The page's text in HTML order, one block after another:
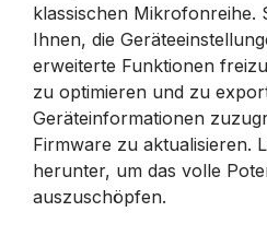
klassischen Mikrofonreihe.
Ihnen, die
erweiterte Funktionen
zu optimieren und zu
Geräteinformationen
Firmware zu aktualisieren.
herunter, um das volle
auszuschöpfen.